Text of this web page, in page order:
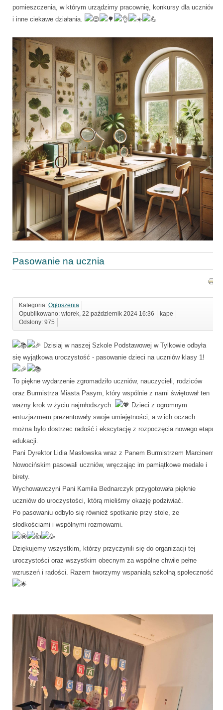
pomieszczenia, w którym urządzimy pracownię, konkursy dla uczniów
i inne ciekawe działania.
Pasowanie na ucznia
Kategoria: Ogłoszenia
Opublikowano: wtorek, 22 październik 2024 16:36
kape
Odsłony: 975
Dzisiaj w naszej Szkole Podstawowej w Tylkowie odbyła
się wyjątkowa uroczystość - pasowanie dzieci na uczniów klasy 1!
To piękne wydarzenie zgromadziło uczniów, nauczycieli, rodziców
oraz Burmistrza Miasta Pasym, który wspólnie z nami świętował ten
ważny krok w życiu najmłodszych.
Dzieci z ogromnym
entuzjazmem prezentowały swoje umiejętności, a w ich oczach
można było dostrzec radość i ekscytację z rozpoczęcia nowego etapu
edukacji.
Pani Dyrektor Lidia Masłowska wraz z Panem Burmistrzem Marcinem
Nowocińskim pasowali uczniów, wręczając im pamiątkowe medale i
birety.
Wychowawczyni Pani Kamila Bednarczyk przygotowała pięknie
uczniów do uroczystości, którą mieliśmy okazję podziwiać.
Po pasowaniu odbyło się również spotkanie przy stole, ze
słodkościami i wspólnymi rozmowami.
Dziękujemy wszystkim, którzy przyczynili się do organizacji tej
uroczystości oraz wszystkim obecnym za wspólne chwile pełne
wzruszeń i radości. Razem tworzymy wspaniałą szkolną społeczność!